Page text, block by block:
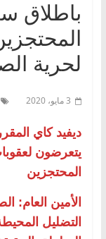
باطلاق
لحرية
3 مايو، 2020
ديفيد كاي
يتعرضون
المحتجزين
الأمين العام:
التضليل